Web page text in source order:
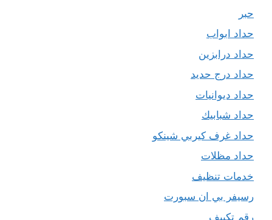
حبر
حداد ابواب
حداد درابزين
حداد درج حديد
حداد ديوانيات
حداد شبابيك
حداد غرف كيربي شينكو
حداد مظلات
خدمات تنظيف
رسيفر بي ان سبورت
رقم تكييف